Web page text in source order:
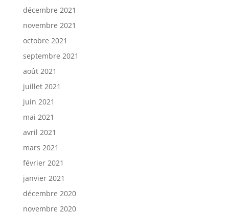
décembre 2021
novembre 2021
octobre 2021
septembre 2021
août 2021
juillet 2021
juin 2021
mai 2021
avril 2021
mars 2021
février 2021
janvier 2021
décembre 2020
novembre 2020